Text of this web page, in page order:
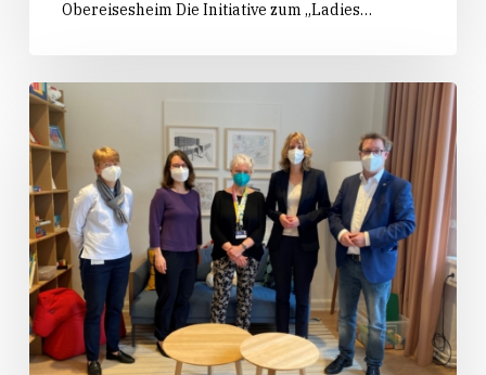
gen-
Land
schaltet
Online-
Portal
und
Telefon-
Hotline
für
Betroffene
frei
Hoffmeister-
Obereisesheim Die Initiative zum „Ladies…
Huber
und
Preusch
besuchen
das
Childhood-
Haus
in
Heidelberg